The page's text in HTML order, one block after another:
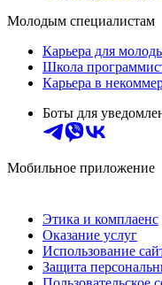
Молодым специалистам
Карьера для
Школа
Карьера в
Боты для
Мобильное приложение
Этика и комплаенс
Оказание услуг
Использование
Защита